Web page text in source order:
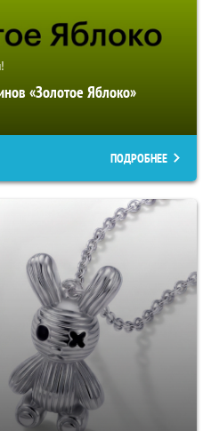
«Золотое Яблоко»
ПОДРОБНЕЕ